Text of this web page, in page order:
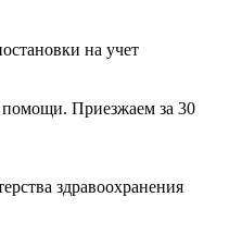
на учет
помощи. Приезжаем за 30
здравоохранения